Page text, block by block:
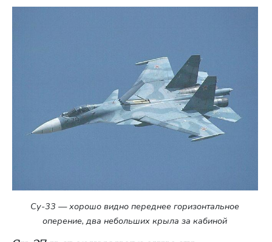
Су-33 — хорошо видно переднее горизонтальное
оперение, два небольших крыла за кабиной